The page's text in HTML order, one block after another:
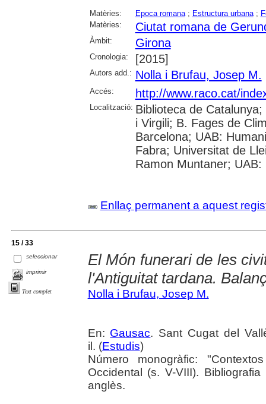
Matèries: Epoca romana; Estructura urbana;
Matèries:
Ciutat romana de
Àmbit: Girona
Cronologia: [2015]
Autors add.: Nolla i Brufau, Josep M.
Accés: http://www.raco.cat/
Localització: Biblioteca de
i Virgili; B. Fages de
Barcelona; UAB:
Fabra; Universitat de
Ramon Muntaner; UAB:
Enllaç permanent a aquest
15 / 33
seleccionar
imprimir
Text complet
El Món funerari de les
l'Antiguitat tardana.
Nolla i Brufau, Josep M.
En: Gausac. Sant Cugat del
il. (Estudis)
Número monogràfic:
Occidental (s. V-VIII).
anglès.